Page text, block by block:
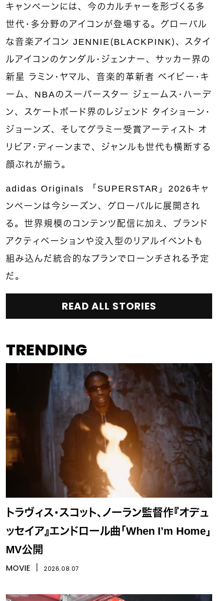
キャンペーンには、今のカルチャーを形づくる多
世代・多分野のアイコンが登場する。グローバル
な音楽アイコン JENNIE（BLACKPINK）、スタイ
ルアイコンのケンダル・ジェンナー、サッカー界の
新星 ラミン・ヤマル、音楽的革新者 ベイビー・キ
ーム、NBAのスーパースター ジェームス・ハーデ
ン、スケートボード界のレジェンド タイショーン・
ジョーンズ、そしてグラミー受賞アーティスト オ
リビア・ディーンまで、ジャンルも世代も横断する
顔ぶれが揃う。
adidas Originals 「SUPERSTAR」2026キャ
ンペーンは今シーズン、グローバルに展開され
る。世界規模のコンテンツ配信に加え、ブランド
アクティベーションや没入型のリアルイベントも
組み込んだ統合的なプランでローンチされる予定
だ。
READ ALL STORIES
TRENDING
トラヴィス・スコット、ノーラン監督作『オデュ
ッセイア』エンドロール曲「When I’m Home」
MV公開
MOVIE 2026.08.07